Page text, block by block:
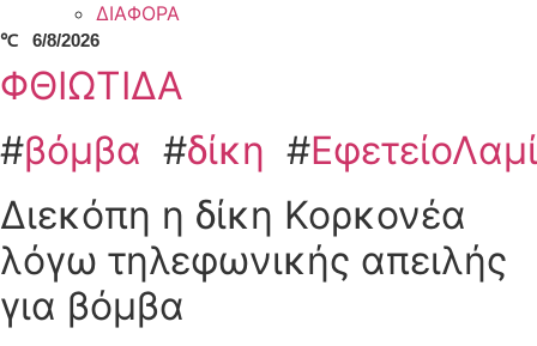
ΔΙΑΦΟΡΑ
℃ 6/8/2026
ΦΘΙΩΤΙΔΑ
#βόμβα #δίκη #
Διεκόπη η δίκη Κορκονέα
λόγω τηλεφωνικής απειλής
για βόμβα